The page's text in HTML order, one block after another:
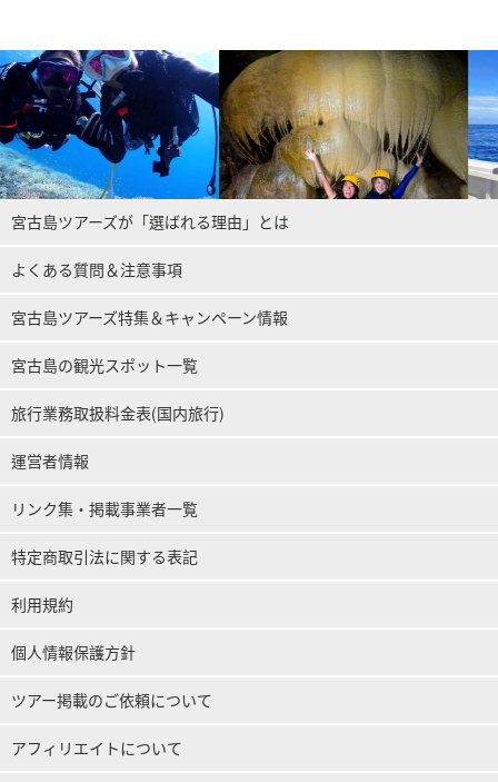
宮古島ツアーズが「選ばれる理由」とは
よくある質問＆注意事項
宮古島ツアーズ特集＆キャンペーン情報
宮古島の観光スポット一覧
旅行業務取扱料金表(国内旅行)
運営者情報
リンク集・掲載事業者一覧
特定商取引法に関する表記
利用規約
個人情報保護方針
ツアー掲載のご依頼について
アフィリエイトについて